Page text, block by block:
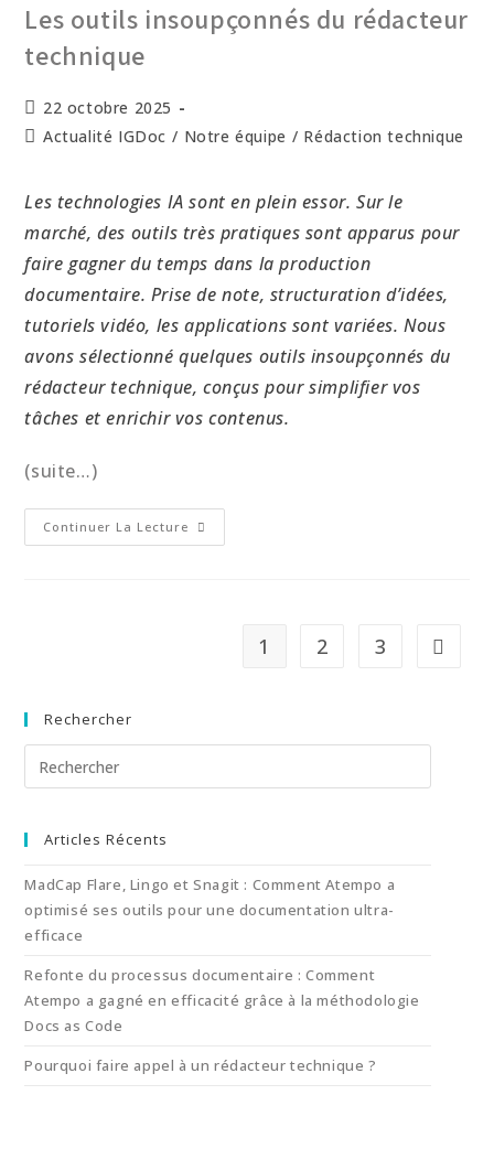
Les outils insoupçonnés du rédacteur
technique
22 octobre 2025
Actualité IGDoc / Notre équipe / Rédaction technique
Les technologies IA sont en plein essor. Sur le
marché, des outils très pratiques sont apparus pour
faire gagner du temps dans la production
documentaire. Prise de note, structuration d’idées,
tutoriels vidéo, les applications sont variées. Nous
avons sélectionné quelques outils insoupçonnés du
rédacteur technique, conçus pour simplifier vos
tâches et enrichir vos contenus.
(suite…)
Continuer La Lecture
1 2 3
Rechercher
Articles Récents
MadCap Flare, Lingo et Snagit : Comment Atempo a
optimisé ses outils pour une documentation ultra-
efficace
Refonte du processus documentaire : Comment
Atempo a gagné en efficacité grâce à la méthodologie
Docs as Code
Pourquoi faire appel à un rédacteur technique ?